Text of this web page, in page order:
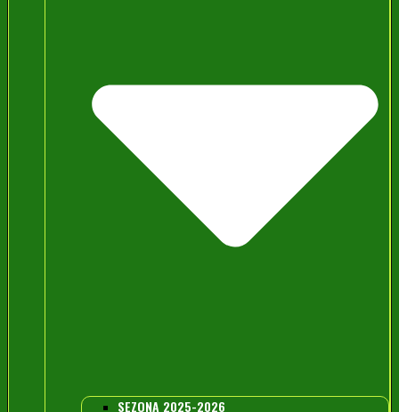
SEZONA 2025-2026